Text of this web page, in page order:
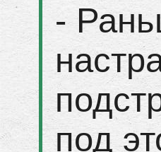
-
под